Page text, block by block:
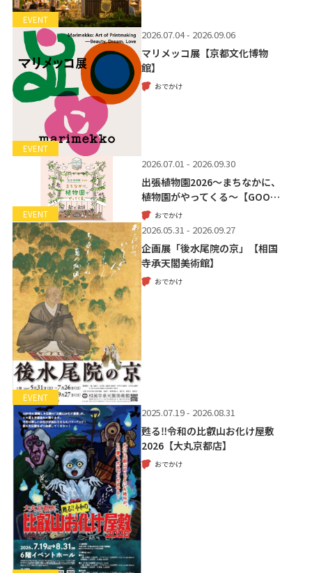
EVENT
EVENT
2026.07.04 - 2026.09.06
マリメッコ展【京都文化博物
館】
おでかけ
EVENT
2026.07.01 - 2026.09.30
出張植物園2026～まちなかに、
植物園がやってくる～【GOO…
おでかけ
EVENT
2026.05.31 - 2026.09.27
企画展「後水尾院の京」【相国
寺承天閣美術館】
おでかけ
2025.07.19 - 2026.08.31
甦る‼令和の比叡山お化け屋敷
2026【大丸京都店】
おでかけ